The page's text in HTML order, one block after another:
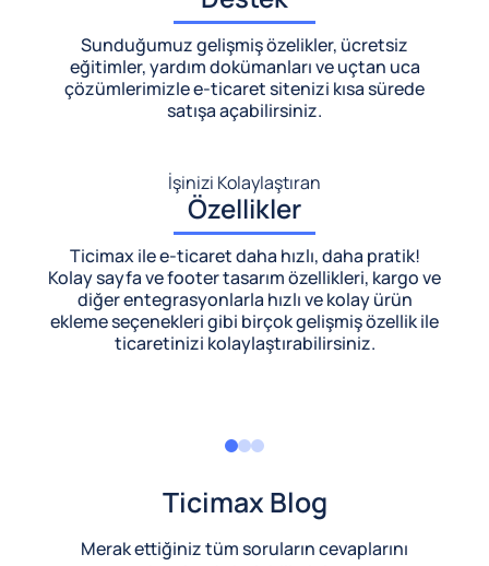
Sunduğumuz gelişmiş özelikler, ücretsiz
eğitimler, yardım dokümanları ve uçtan uca
çözümlerimizlee-ticaret sitenizi kısa sürede
satışa açabilirsiniz.
İşinizi Kolaylaştıran
Özellikler
Ticimax ile e-ticaret daha hızlı, daha pratik!
Kolay sayfa ve footer tasarım özellikleri, kargo ve
diğer entegrasyonlarla hızlı ve kolay ürün
ekleme seçenekleri gibi birçok gelişmiş özellik ile
ticaretinizi kolaylaştırabilirsiniz.
Ticimax Blog
Merak ettiğiniz tüm soruların cevaplarını